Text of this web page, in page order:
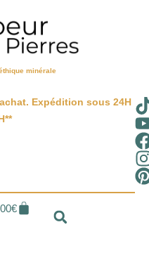
minérale
Expédition sous 24H
€